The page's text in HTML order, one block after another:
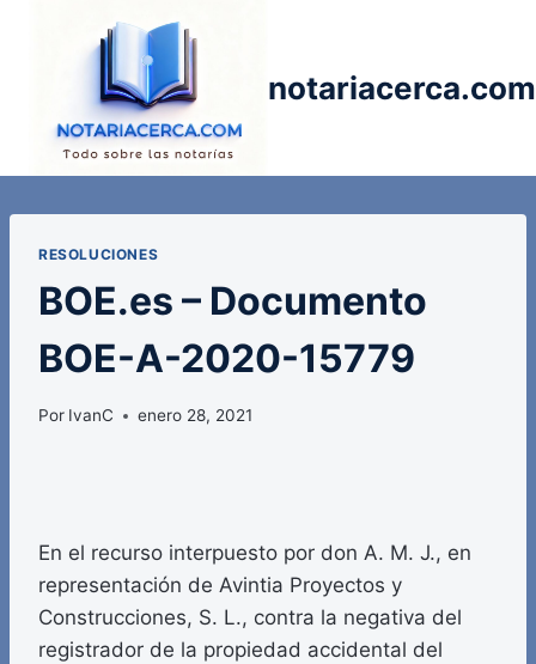
notariacerca.com
RESOLUCIONES
BOE.es – Documento
BOE-A-2020-15779
Por IvanC enero 28, 2021
En el recurso interpuesto por don A. M. J., en
representación de Avintia Proyectos y
Construcciones, S. L., contra la negativa del
registrador de la propiedad accidental del